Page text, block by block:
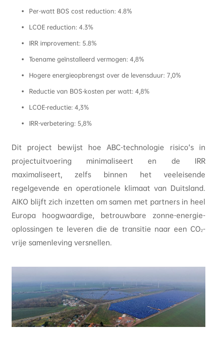
Per-watt BOS cost reduction: 4.8%
LCOE reduction: 4.3%
IRR improvement: 5.8%
Toename geïnstalleerd vermogen: 4,8%
Hogere energieopbrengst over de levensduur: 7,0%
Reductie van BOS-kosten per watt: 4,8%
LCOE-reductie: 4,3%
IRR-verbetering: 5,8%
Dit project bewijst hoe ABC-technologie risico’s in
projectuitvoering minimaliseert en de IRR
maximaliseert, zelfs binnen het veeleisende
regelgevende en operationele klimaat van Duitsland.
AIKO blijft zich inzetten om samen met partners in heel
Europa hoogwaardige, betrouwbare zonne-energie-
oplossingen te leveren die de transitie naar een CO₂-
vrije samenleving versnellen.